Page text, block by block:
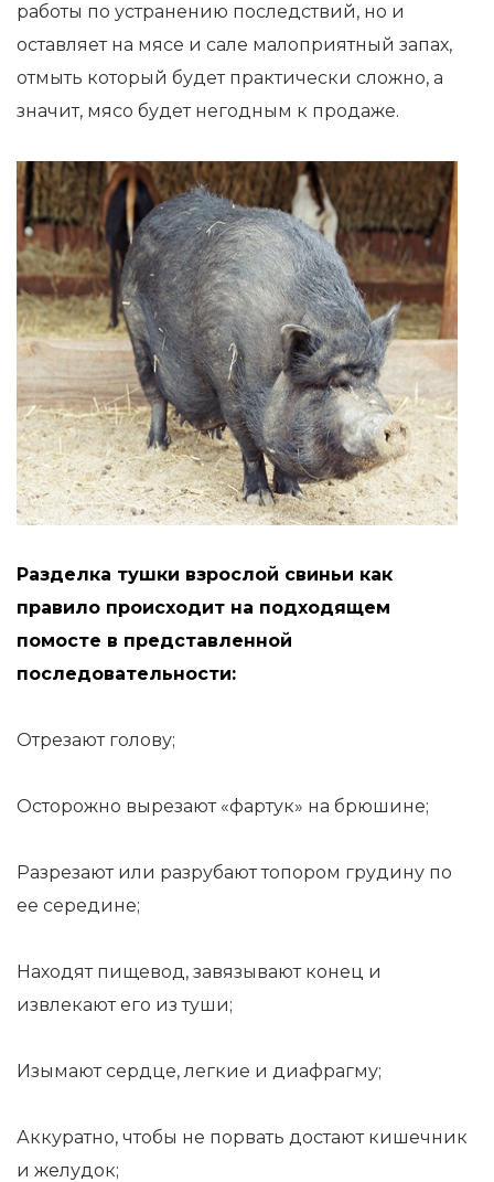
работы по устранению последствий, но и
оставляет на мясе и сале малоприятный запах,
отмыть который будет практически сложно, а
значит, мясо будет негодным к продаже.
Разделка тушки взрослой свиньи как
правило происходит на подходящем
помосте в представленной
последовательности:
Отрезают голову;
Осторожно вырезают «фартук» на брюшине;
Разрезают или разрубают топором грудину по
ее середине;
Находят пищевод, завязывают конец и
извлекают его из туши;
Изымают сердце, легкие и диафрагму;
Аккуратно, чтобы не порвать достают кишечник
и желудок;